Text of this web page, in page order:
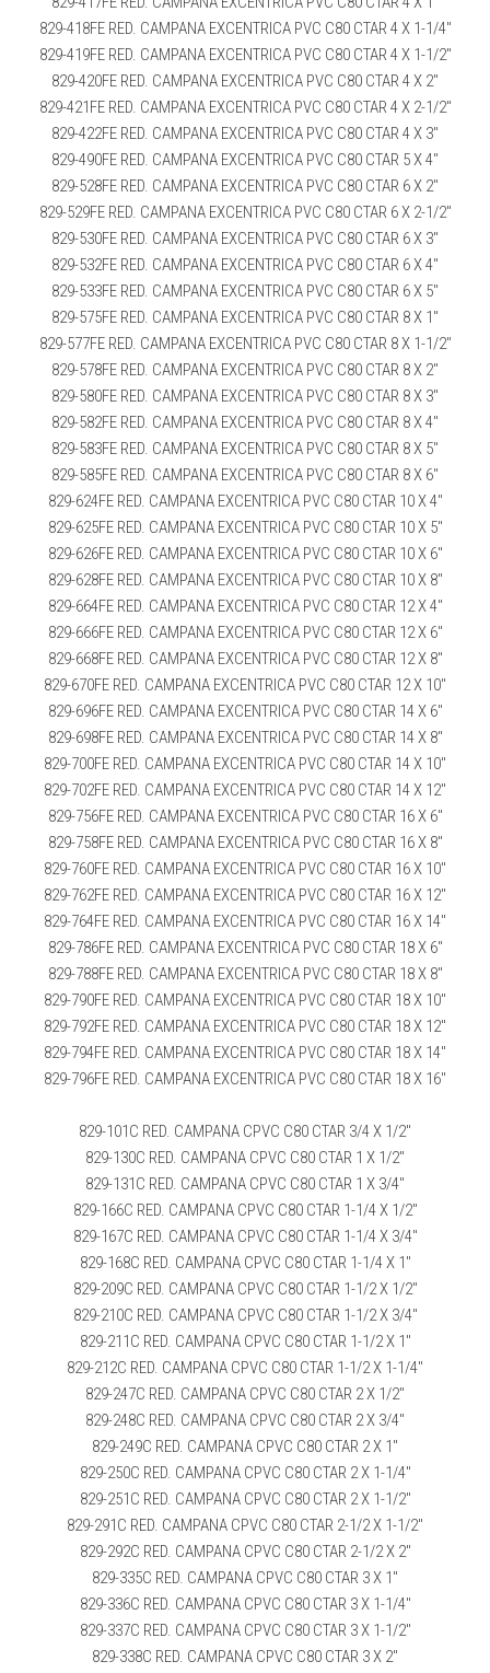
829-418FE RED. CAMPANA EXCENTRICA PVC C80 CTAR 4 X 1-1/4″
829-419FE RED. CAMPANA EXCENTRICA PVC C80 CTAR 4 X 1-1/2″
829-420FE RED. CAMPANA EXCENTRICA PVC C80 CTAR 4 X 2″
829-421FE RED. CAMPANA EXCENTRICA PVC C80 CTAR 4 X 2-1/2″
829-422FE RED. CAMPANA EXCENTRICA PVC C80 CTAR 4 X 3″
829-490FE RED. CAMPANA EXCENTRICA PVC C80 CTAR 5 X 4″
829-528FE RED. CAMPANA EXCENTRICA PVC C80 CTAR 6 X 2″
829-529FE RED. CAMPANA EXCENTRICA PVC C80 CTAR 6 X 2-1/2″
829-530FE RED. CAMPANA EXCENTRICA PVC C80 CTAR 6 X 3″
829-532FE RED. CAMPANA EXCENTRICA PVC C80 CTAR 6 X 4″
829-533FE RED. CAMPANA EXCENTRICA PVC C80 CTAR 6 X 5″
829-575FE RED. CAMPANA EXCENTRICA PVC C80 CTAR 8 X 1″
829-577FE RED. CAMPANA EXCENTRICA PVC C80 CTAR 8 X 1-1/2″
829-578FE RED. CAMPANA EXCENTRICA PVC C80 CTAR 8 X 2″
829-580FE RED. CAMPANA EXCENTRICA PVC C80 CTAR 8 X 3″
829-582FE RED. CAMPANA EXCENTRICA PVC C80 CTAR 8 X 4″
829-583FE RED. CAMPANA EXCENTRICA PVC C80 CTAR 8 X 5″
829-585FE RED. CAMPANA EXCENTRICA PVC C80 CTAR 8 X 6″
829-624FE RED. CAMPANA EXCENTRICA PVC C80 CTAR 10 X 4″
829-625FE RED. CAMPANA EXCENTRICA PVC C80 CTAR 10 X 5″
829-626FE RED. CAMPANA EXCENTRICA PVC C80 CTAR 10 X 6″
829-628FE RED. CAMPANA EXCENTRICA PVC C80 CTAR 10 X 8″
829-664FE RED. CAMPANA EXCENTRICA PVC C80 CTAR 12 X 4″
829-666FE RED. CAMPANA EXCENTRICA PVC C80 CTAR 12 X 6″
829-668FE RED. CAMPANA EXCENTRICA PVC C80 CTAR 12 X 8″
829-670FE RED. CAMPANA EXCENTRICA PVC C80 CTAR 12 X 10″
829-696FE RED. CAMPANA EXCENTRICA PVC C80 CTAR 14 X 6″
829-698FE RED. CAMPANA EXCENTRICA PVC C80 CTAR 14 X 8″
829-700FE RED. CAMPANA EXCENTRICA PVC C80 CTAR 14 X 10″
829-702FE RED. CAMPANA EXCENTRICA PVC C80 CTAR 14 X 12″
829-756FE RED. CAMPANA EXCENTRICA PVC C80 CTAR 16 X 6″
829-758FE RED. CAMPANA EXCENTRICA PVC C80 CTAR 16 X 8″
829-760FE RED. CAMPANA EXCENTRICA PVC C80 CTAR 16 X 10″
829-762FE RED. CAMPANA EXCENTRICA PVC C80 CTAR 16 X 12″
829-764FE RED. CAMPANA EXCENTRICA PVC C80 CTAR 16 X 14″
829-786FE RED. CAMPANA EXCENTRICA PVC C80 CTAR 18 X 6″
829-788FE RED. CAMPANA EXCENTRICA PVC C80 CTAR 18 X 8″
829-790FE RED. CAMPANA EXCENTRICA PVC C80 CTAR 18 X 10″
829-792FE RED. CAMPANA EXCENTRICA PVC C80 CTAR 18 X 12″
829-794FE RED. CAMPANA EXCENTRICA PVC C80 CTAR 18 X 14″
829-796FE RED. CAMPANA EXCENTRICA PVC C80 CTAR 18 X 16″
829-101C RED. CAMPANA CPVC C80 CTAR 3/4 X 1/2″
829-130C RED. CAMPANA CPVC C80 CTAR 1 X 1/2″
829-131C RED. CAMPANA CPVC C80 CTAR 1 X 3/4″
829-166C RED. CAMPANA CPVC C80 CTAR 1-1/4 X 1/2″
829-167C RED. CAMPANA CPVC C80 CTAR 1-1/4 X 3/4″
829-168C RED. CAMPANA CPVC C80 CTAR 1-1/4 X 1″
829-209C RED. CAMPANA CPVC C80 CTAR 1-1/2 X 1/2″
829-210C RED. CAMPANA CPVC C80 CTAR 1-1/2 X 3/4″
829-211C RED. CAMPANA CPVC C80 CTAR 1-1/2 X 1″
829-212C RED. CAMPANA CPVC C80 CTAR 1-1/2 X 1-1/4″
829-247C RED. CAMPANA CPVC C80 CTAR 2 X 1/2″
829-248C RED. CAMPANA CPVC C80 CTAR 2 X 3/4″
829-249C RED. CAMPANA CPVC C80 CTAR 2 X 1″
829-250C RED. CAMPANA CPVC C80 CTAR 2 X 1-1/4″
829-251C RED. CAMPANA CPVC C80 CTAR 2 X 1-1/2″
829-291C RED. CAMPANA CPVC C80 CTAR 2-1/2 X 1-1/2″
829-292C RED. CAMPANA CPVC C80 CTAR 2-1/2 X 2″
829-335C RED. CAMPANA CPVC C80 CTAR 3 X 1″
829-336C RED. CAMPANA CPVC C80 CTAR 3 X 1-1/4″
829-337C RED. CAMPANA CPVC C80 CTAR 3 X 1-1/2″
829-338C RED. CAMPANA CPVC C80 CTAR 3 X 2″